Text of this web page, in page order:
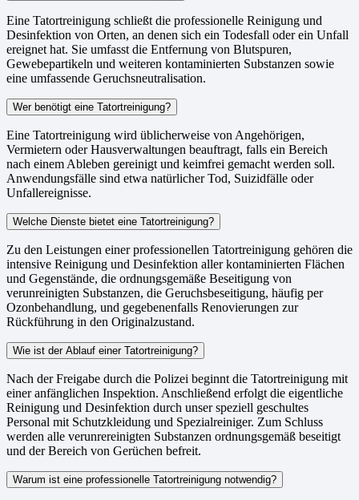
Eine Tatortreinigung schließt die professionelle Reinigung und
Desinfektion von Orten, an denen sich ein Todesfall oder ein Unfall
ereignet hat. Sie umfasst die Entfernung von Blutspuren,
Gewebepartikeln und weiteren kontaminierten Substanzen sowie
eine umfassende Geruchsneutralisation.
Wer benötigt eine Tatortreinigung?
Eine Tatortreinigung wird üblicherweise von Angehörigen,
Vermietern oder Hausverwaltungen beauftragt, falls ein Bereich
nach einem Ableben gereinigt und keimfrei gemacht werden soll.
Anwendungsfälle sind etwa natürlicher Tod, Suizidfälle oder
Unfallereignisse.
Welche Dienste bietet eine Tatortreinigung?
Zu den Leistungen einer professionellen Tatortreinigung gehören die
intensive Reinigung und Desinfektion aller kontaminierten Flächen
und Gegenstände, die ordnungsgemäße Beseitigung von
verunreinigten Substanzen, die Geruchsbeseitigung, häufig per
Ozonbehandlung, und gegebenenfalls Renovierungen zur
Rückführung in den Originalzustand.
Wie ist der Ablauf einer Tatortreinigung?
Nach der Freigabe durch die Polizei beginnt die Tatortreinigung mit
einer anfänglichen Inspektion. Anschließend erfolgt die eigentliche
Reinigung und Desinfektion durch unser speziell geschultes
Personal mit Schutzkleidung und Spezialreiniger. Zum Schluss
werden alle verunrereinigten Substanzen ordnungsgemäß beseitigt
und der Bereich von Gerüchen befreit.
Warum ist eine professionelle Tatortreinigung notwendig?